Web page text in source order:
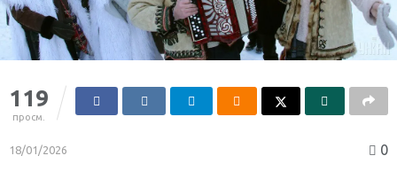
119
просм.
18/01/2026 0